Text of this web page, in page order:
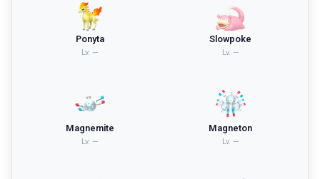
Ponyta
Lv. —
Slowpoke
Lv. —
Magnemite
Lv. —
Magneton
Lv. —